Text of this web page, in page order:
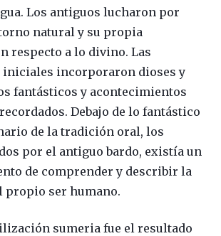
Los antiguos lucharon por
natural y su propia
respecto a lo divino. Las
iniciales incorporaron dioses y
fantásticos y acontecimientos
Debajo de lo fantástico
de la tradición oral, los
por el antiguo bardo, existía un
de comprender y describir la
propio ser humano.
sumeria fue el resultado